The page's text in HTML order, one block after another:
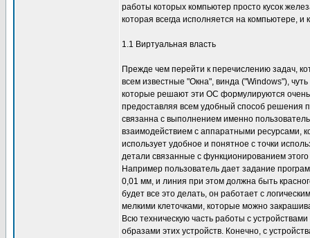
работы которых компьютер просто кусок
которая всегда исполняется на компьютере,
1.1 Виртуальная власть
Прежде чем перейти к перечислению задач,
всем известные "Окна", винда ("Windows"),
которые решают эти ОС формулируются
предоставляя всем удобный способ решения
связанна с выполнением именно
взаимодействием с аппаратными ресурсами,
использует удобное и понятное с точки
детали связанные с функционированием этого
Например пользователь дает задание
0,01 мм, и линия при этом должна быть
будет все это делать, он работает с
мелкими клеточками, которые можно
Всю техническую часть работы с
образами этих устройств. Конечно, с